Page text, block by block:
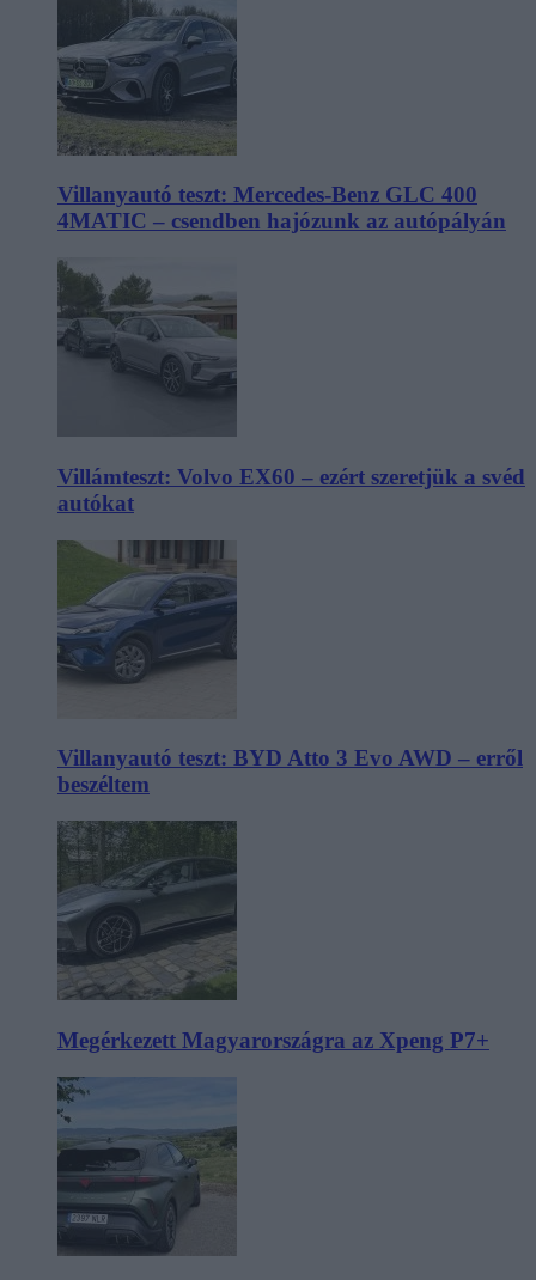
Villanyautó teszt: Mercedes-Benz GLC 400
4MATIC – csendben hajózunk az autópályán
Villámteszt: Volvo EX60 – ezért szeretjük a svéd
autókat
Villanyautó teszt: BYD Atto 3 Evo AWD – erről
beszéltem
Megérkezett Magyarországra az Xpeng P7+